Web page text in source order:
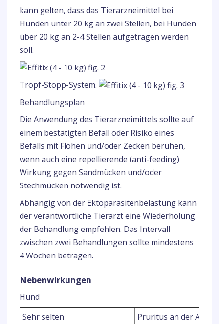
kann gelten, dass das Tierarzneimittel bei
Hunden unter 20 kg an zwei Stellen, bei Hunden
über 20 kg an 2-4 Stellen aufgetragen werden
soll.
Tropf-Stopp-System.
Behandlungsplan
Die Anwendung des Tierarzneimittels sollte auf
einem bestätigten Befall oder Risiko eines
Befalls mit Flöhen und/oder Zecken beruhen,
wenn auch eine repellierende (anti-feeding)
Wirkung gegen Sandmücken und/oder
Stechmücken notwendig ist.
Abhängig von der Ektoparasitenbelastung kann
der verantwortliche Tierarzt eine Wiederholung
der Behandlung empfehlen. Das Intervall
zwischen zwei Behandlungen sollte mindestens
4 Wochen betragen.
Nebenwirkungen
Hund
Sehr selten
Pruritus an der